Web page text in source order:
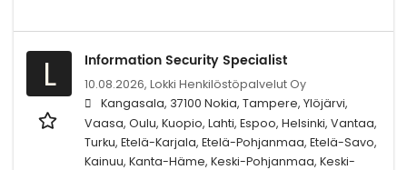
L Information Security Specialist
10.08.2026, Lokki Henkilöstöpalvelut Oy
Kangasala, 37100 Nokia, Tampere, Ylöjärvi,
Vaasa, Oulu, Kuopio, Lahti, Espoo, Helsinki, Vantaa,
Turku, Etelä-Karjala, Etelä-Pohjanmaa, Etelä-Savo,
Kainuu, Kanta-Häme, Keski-Pohjanmaa, Keski-